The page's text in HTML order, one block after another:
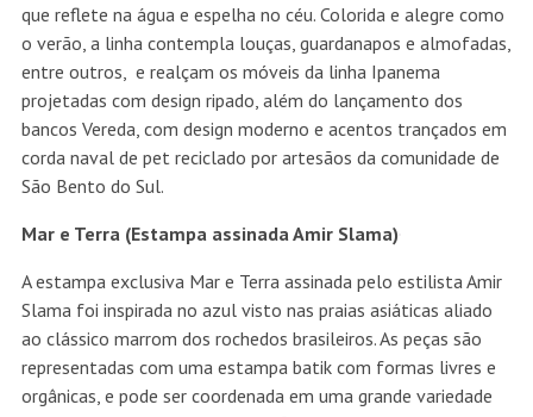
que reflete na água e espelha no céu. Colorida e alegre como
o verão, a linha contempla louças, guardanapos e almofadas,
entre outros, e realçam os móveis da linha Ipanema
projetadas com design ripado, além do lançamento dos
bancos Vereda, com design moderno e acentos trançados em
corda naval de pet reciclado por artesãos da comunidade de
São Bento do Sul.
Mar e Terra (Estampa assinada Amir Slama)
A estampa exclusiva Mar e Terra assinada pelo estilista Amir
Slama foi inspirada no azul visto nas praias asiáticas aliado
ao clássico marrom dos rochedos brasileiros. As peças são
representadas com uma estampa batik com formas livres e
orgânicas, e pode ser coordenada em uma grande variedade